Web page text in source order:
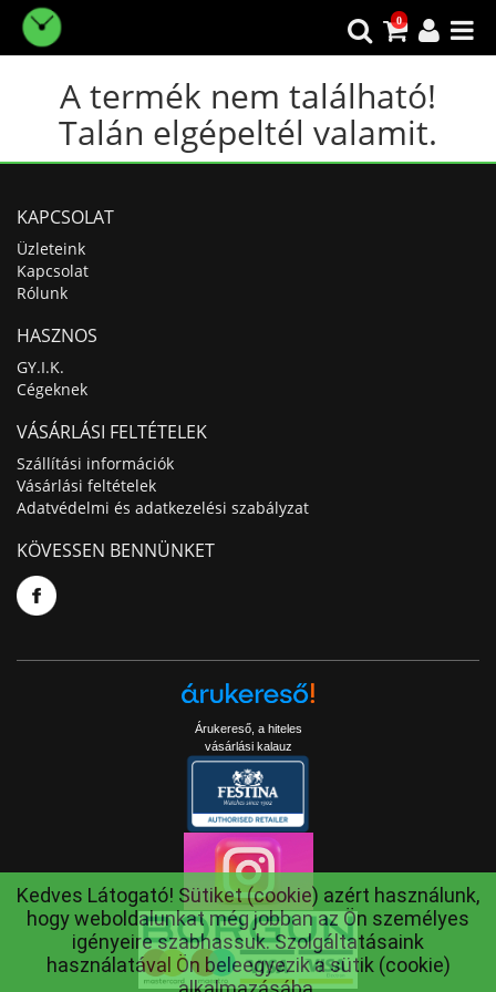
0
A termék nem található!
Talán elgépeltél valamit.
KAPCSOLAT
Üzleteink
Kapcsolat
Rólunk
HASZNOS
GY.I.K.
Cégeknek
VÁSÁRLÁSI FELTÉTELEK
Szállítási információk
Vásárlási feltételek
Adatvédelmi és adatkezelési szabályzat
KÖVESSEN BENNÜNKET
Árukereső, a hiteles
vásárlási kalauz
Kedves Látogató! Sütiket (cookie) azért használunk,
hogy weboldalunkat még jobban az Ön személyes
igényeire szabhassuk. Szolgáltatásaink
használatával Ön beleegyezik a sütik (cookie)